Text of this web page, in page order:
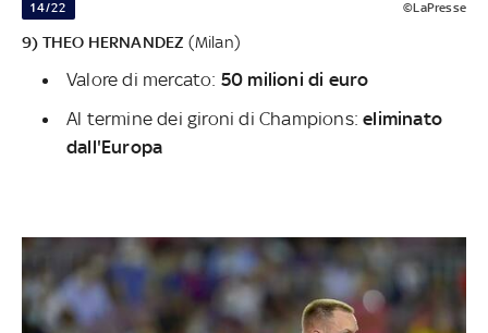
14/22 ©LaPresse
9) THEO HERNANDEZ (Milan)
Valore di mercato: 50 milioni di euro
Al termine dei gironi di Champions:eliminato
dall'Europa